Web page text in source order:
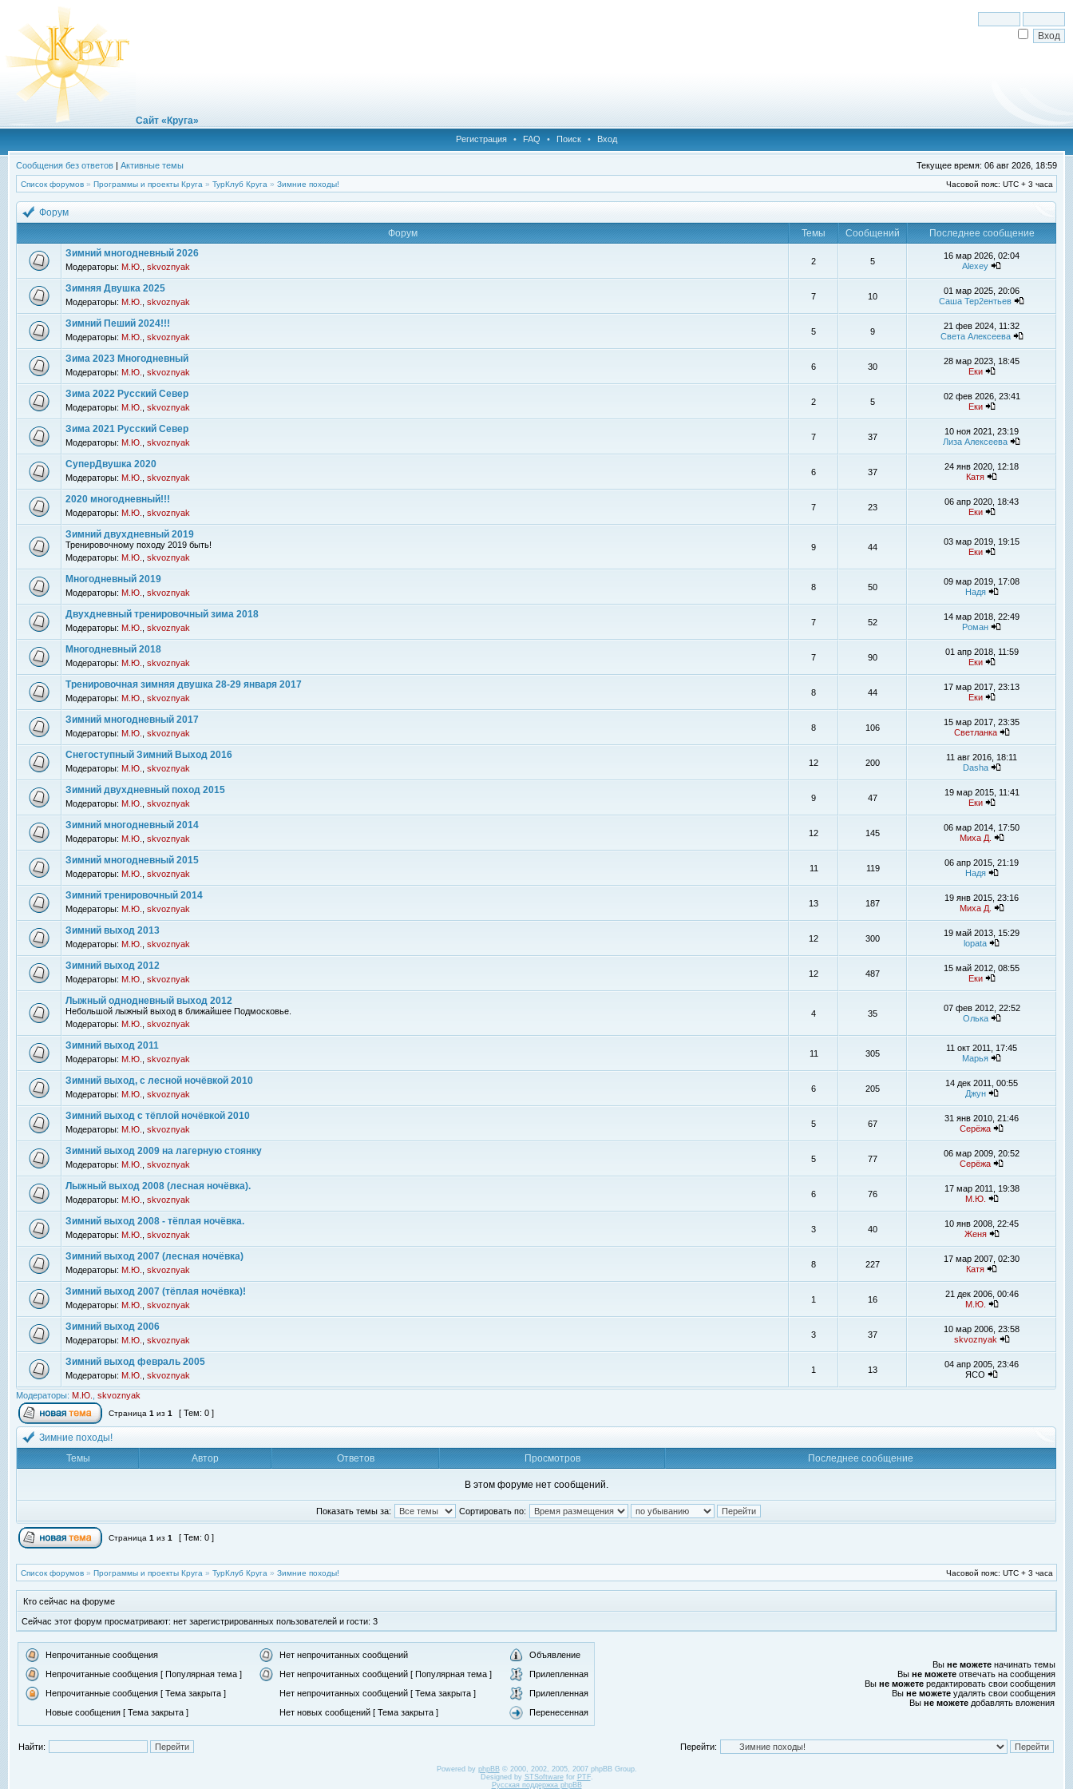
Сайт «Круга»
Регистрация • FAQ • Поиск • Вход
Сообщения без ответов | Активные темы Текущее время: 06 авг 2026, 18:59
Список форумов » Программы и проекты Круга » ТурКлуб Круга » Зимние походы! Часовой пояс: UTC + 3 часа
Форум
Форум
Темы Сообщений
Последнее сообщение
Зимний многодневный 2026
Модераторы: М.Ю. skvoznyak
2 5
16 мар 2026, 02:04
Alexey
Зимняя Двушка 2025
Модераторы: М.Ю. skvoznyak
7 10
01 мар 2025, 20:06
Саша Тер2ентьев
Зимний Пеший 2024!!!
Модераторы: М.Ю. skvoznyak
5 9
21 фев 2024, 11:32
Света Алексеева
Зима 2023 Многодневный
Модераторы: М.Ю. skvoznyak
6 30
28 мар 2023, 18:45
Еки
Зима 2022 Русский Север
Модераторы: М.Ю. skvoznyak
2 5
02 фев 2026, 23:41
Еки
Зима 2021 Русский Север
Модераторы: М.Ю. skvoznyak
7 37
10 ноя 2021, 23:19
Лиза Алексеева
СуперДвушка 2020
Модераторы: М.Ю. skvoznyak
6 37
24 янв 2020, 12:18
Катя
2020 многодневный!!!
Модераторы: М.Ю. skvoznyak
7 23
06 апр 2020, 18:43
Еки
Зимний двухдневный 2019
Тренировочному походу 2019 быть!
Модераторы: М.Ю. skvoznyak
9 44
03 мар 2019, 19:15
Еки
Многодневный 2019
Модераторы: М.Ю. skvoznyak
8 50
09 мар 2019, 17:08
Надя
Двухдневный тренировочный зима 2018
Модераторы: М.Ю. skvoznyak
7 52
14 мар 2018, 22:49
Роман
Многодневный 2018
Модераторы: М.Ю. skvoznyak
7 90
01 апр 2018, 11:59
Еки
Тренировочная зимняя двушка 28-29 января 2017
Модераторы: М.Ю. skvoznyak
8 44
17 мар 2017, 23:13
Еки
Зимний многодневный 2017
Модераторы: М.Ю. skvoznyak
8 106
15 мар 2017, 23:35
Светланка
Снегоступный Зимний Выход 2016
Модераторы: М.Ю. skvoznyak
12 200
11 авг 2016, 18:11
Dasha
Зимний двухдневный поход 2015
Модераторы: М.Ю. skvoznyak
9 47
19 мар 2015, 11:41
Еки
Зимний многодневный 2014
Модераторы: М.Ю. skvoznyak
12 145
06 мар 2014, 17:50
Миха Д.
Зимний многодневный 2015
Модераторы: М.Ю. skvoznyak
11 119
06 апр 2015, 21:19
Надя
Зимний тренировочный 2014
Модераторы: М.Ю. skvoznyak
13 187
19 янв 2015, 23:16
Миха Д.
Зимний выход 2013
Модераторы: М.Ю. skvoznyak
12 300
19 май 2013, 15:29
lopata
Зимний выход 2012
Модераторы: М.Ю. skvoznyak
12 487
15 май 2012, 08:55
Еки
Лыжный однодневный выход 2012
Небольшой лыжный выход в ближайшее Подмосковье.
Модераторы: М.Ю. skvoznyak
4 35
07 фев 2012, 22:52
Олька
Зимний выход 2011
Модераторы: М.Ю. skvoznyak
11 305
11 окт 2011, 17:45
Марья
Зимний выход, с лесной ночёвкой 2010
Модераторы: М.Ю. skvoznyak
6 205
14 дек 2011, 00:55
Джун
Зимний выход с тёплой ночёвкой 2010
Модераторы: М.Ю. skvoznyak
5 67
31 янв 2010, 21:46
Серёжа
Зимний выход 2009 на лагерную стоянку
Модераторы: М.Ю. skvoznyak
5 77
06 мар 2009, 20:52
Серёжа
Лыжный выход 2008 (лесная ночёвка).
Модераторы: М.Ю. skvoznyak
6 76
17 мар 2011, 19:38
М.Ю.
Зимний выход 2008 - тёплая ночёвка.
Модераторы: М.Ю. skvoznyak
3 40
10 янв 2008, 22:45
Женя
Зимний выход 2007 (лесная ночёвка)
Модераторы: М.Ю. skvoznyak
8 227
17 мар 2007, 02:30
Катя
Зимний выход 2007 (тёплая ночёвка)!
Модераторы: М.Ю. skvoznyak
1 16
21 дек 2006, 00:46
М.Ю.
Зимний выход 2006
Модераторы: М.Ю. skvoznyak
3 37
10 мар 2006, 23:58
skvoznyak
Зимний выход февраль 2005
Модераторы: М.Ю. skvoznyak
1 13
04 апр 2005, 23:46
ЯСО
Модераторы: М.Ю. skvoznyak
Страница 1 из 1 [ Тем: 0 ]
Зимние походы!
Темы
Автор Ответов Просмотров Последнее сообщение
В этом форуме нет сообщений.
Показать темы за: Сортировать по:
Страница 1 из 1 [ Тем: 0 ]
Список форумов » Программы и проекты Круга » ТурКлуб Круга » Зимние походы! Часовой пояс: UTC + 3 часа
Кто сейчас на форуме
Сейчас этот форум просматривают: нет зарегистрированных пользователей и гости: 3
Непрочитанные сообщения Нет непрочитанных сообщений
Объявление
Непрочитанные сообщения [ Популярная тема ]
Нет непрочитанных сообщений [ Популярная тема ]
Прилепленная
Непрочитанные сообщения [ Тема закрыта ]
Нет непрочитанных сообщений [ Тема закрыта ]
Прилепленная
Новые сообщения [ Тема закрыта ]
Нет новых сообщений [ Тема закрыта ] Перенесенная
Вы не можете начинать темы
Вы не можете отвечать на сообщения
Вы не можете редактировать свои сообщения
Вы не можете удалять свои сообщения
Вы не можете добавлять вложения
Найти: Перейти:
Powered by phpBB© 2000, 2002, 2005, 2007 phpBB Group.
Designed by STSoftwarefor PTF.
Русская поддержка phpBB